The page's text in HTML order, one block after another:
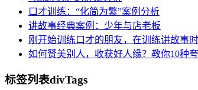
口才训练：“化简为繁”案例分析
讲故事经典案例：少年与店老板
刚开始训练口才的朋友，在训练讲故事
如何赞美别人，收获好人缘？教你10种
标签列表divTags